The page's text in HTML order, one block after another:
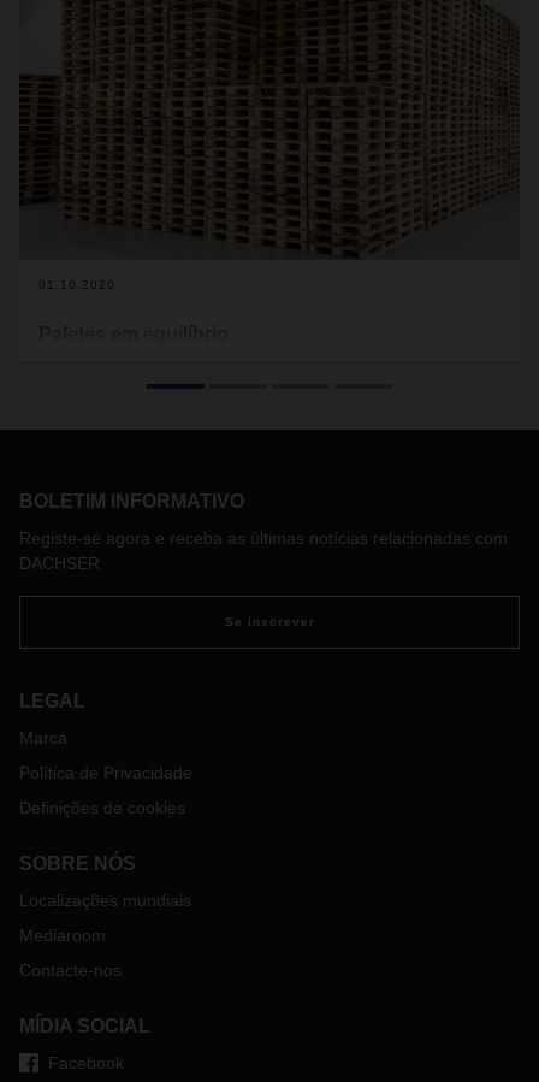
01.10.2020
DACHSER, explica como a DACHSER lida com isso.
BOLETIM INFORMATIVO
Registe-se agora e receba as últimas notícias relacionadas com
DACHSER
Se inscrever
LEGAL
Marca
Política de Privacidade
Definições de cookies
SOBRE NÓS
Localizações mundiais
Mediaroom
Contacte-nos
MÍDIA SOCIAL
Facebook